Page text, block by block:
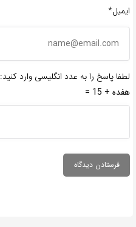
ایمیل*
لطفا پاسخ را به عدد انگلیسی وارد کنید:
هفده + 15 =